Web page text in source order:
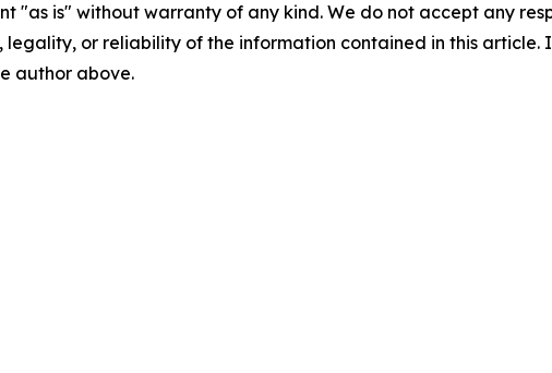
"as is" without warranty of any kind. We do not accept any
legality, or reliability of the information contained in this
author above.